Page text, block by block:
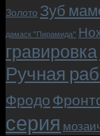
Золото Зуб
дамаск "Пирамида"
гравировка
Ручная
Фродо
серия